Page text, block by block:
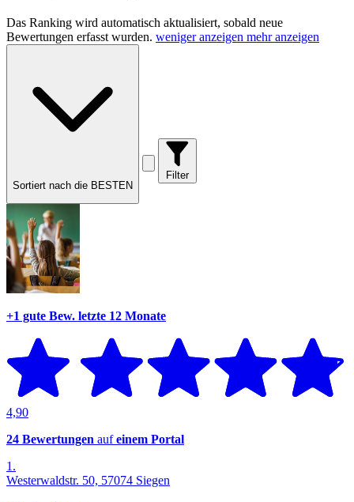
Das Ranking wird automatisch aktualisiert, sobald neue
Bewertungen erfasst wurden. weniger anzeigen mehr anzeigen
Sortiert nach die BESTEN
Filter
+1 gute Bew. letzte 12 Monate
4,90
24 Bewertungen aufeinem Portal
1.
Westerwaldstr. 50, 57074 Siegen